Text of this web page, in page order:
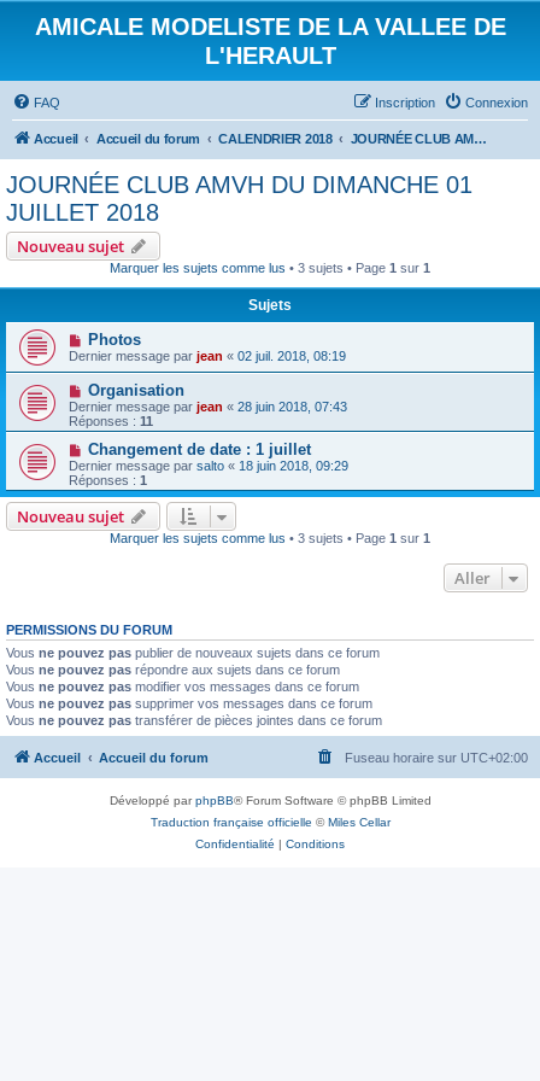
AMICALE MODELISTE DE LA VALLEE DE
L'HERAULT
FAQ Connexion
Inscription
Accueil Accueil du forum CALENDRIER 2018 JOURNÉE CLUB AMVH DU DIMANCHE 01 JUILLET 2018
JOURNÉE CLUB AMVH DU DIMANCHE 01
JUILLET 2018
Nouveau sujet
Marquer les sujets comme lus • 3 sujets • Page 1 sur 1
Sujets
Photos
Dernier message par jean « 02 juil. 2018, 08:19
Organisation
Dernier message par jean « 28 juin 2018, 07:43
Réponses : 11
Changement de date : 1 juillet
Dernier message par salto « 18 juin 2018, 09:29
Réponses : 1
Nouveau sujet
Marquer les sujets comme lus • 3 sujets • Page 1 sur 1
Aller
PERMISSIONS DU FORUM
Vous ne pouvez pas publier de nouveaux sujets dans ce forum
Vous ne pouvez pas répondre aux sujets dans ce forum
Vous ne pouvez pas modifier vos messages dans ce forum
Vous ne pouvez pas supprimer vos messages dans ce forum
Vous ne pouvez pas transférer de pièces jointes dans ce forum
Accueil Accueil du forum Fuseau horaire sur UTC+02:00
Développé parphpBB® Forum Software © phpBB Limited
Traduction française officielle ©Miles Cellar
Confidentialité | Conditions